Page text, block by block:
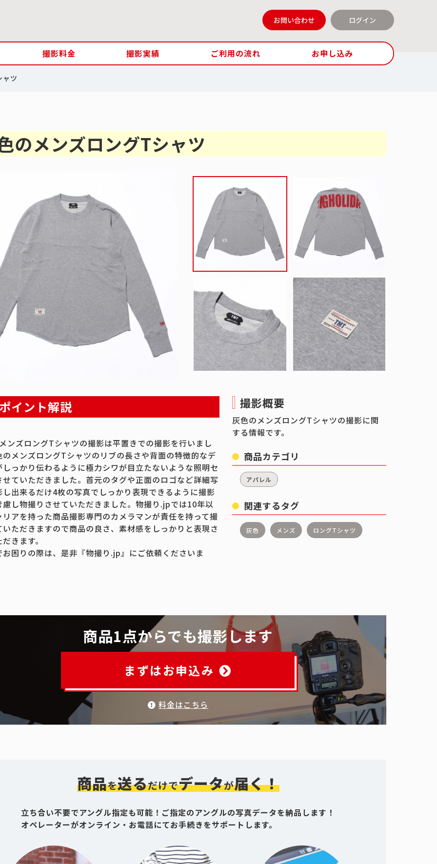
お問い合わせ ログイン
撮影料金 撮影実績 ご利用の流れ お申し込み
ャツ
のメンズロングTシャツ
イント解説
ンズロングTシャツの撮影は平置きでの撮影を行いまし
のメンズロングTシャツのリブの長さや背面の特徴的なデ
しっかり伝わるように極力シワが目立たないような照明セ
せていただきました。首元のタグや正面のロゴなど詳細写
し出来るだけ4枚の写真でしっかり表現できるように撮影
慮し物撮りさせていただきました。物撮り.jpでは10年以
リアを持った商品撮影専門のカメラマンが責任を持って撮
いただきますので商品の良さ、素材感をしっかりと表現さ
きます。
お困りの際は、是非『物撮り.jp』にご依頼くださいま
撮影概要
灰色のメンズロングTシャツの撮影に関
する情報です。
商品カテゴリ
アパレル
関連するタグ
灰色 メンズ ロングTシャツ
商品1点からでも撮影します
まずはお申込み
料金はこちら
商品を送るだけでデータが届く！
立ち合い不要でアングル指定も可能！ご指定のアングルの写真データを納品します！
オペレーターがオンライン・お電話にてお手続きをサポートします。